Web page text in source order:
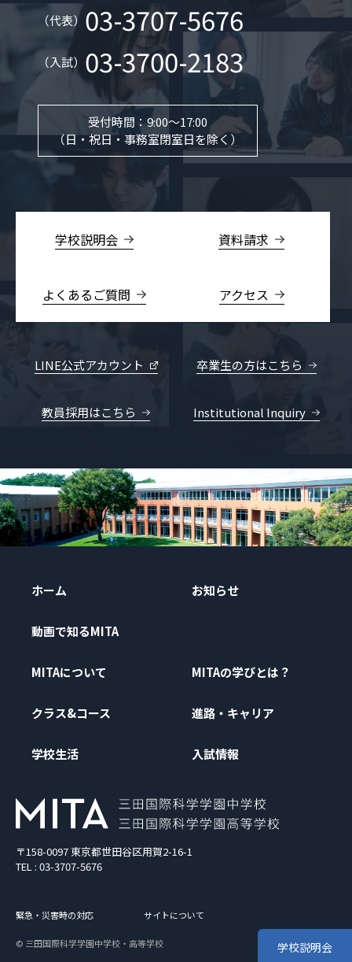
（代表） 03-3707-5676
（入試） 03-3700-2183
受付時間：9:00～17:00
（日・祝日・事務室閉室日を除く）
学校説明会 資料請求
よくあるご質問 アクセス
LINE公式アカウント 卒業生の方はこちら
教員採用はこちら Institutional Inquiry
〒158-0097 東京都世田谷区用賀2-16-1
TEL : 03-3707-5676
緊急・災害時の対応 サイトについて
© 三田国際科学学園中学校・高等学校
ホーム お知らせ
動画で知るMITA
MITAについて MITAの学びとは？
クラス&コース 進路・キャリア
学校生活 入試情報
学校説明会